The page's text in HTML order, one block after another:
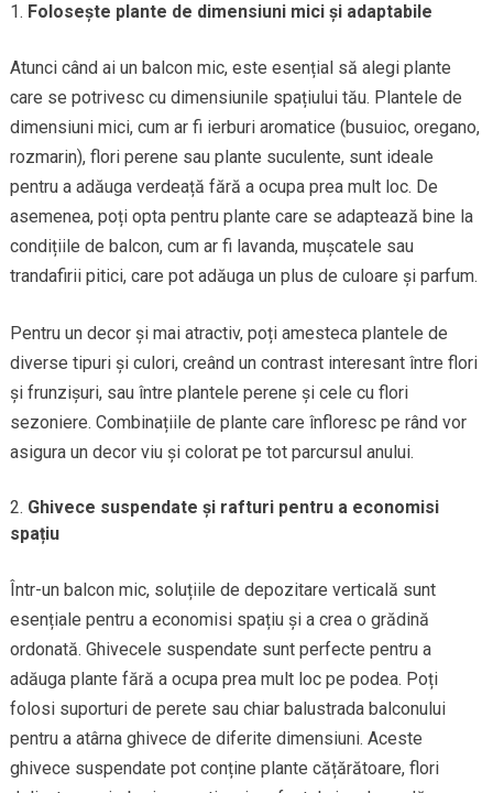
Folosește plante de dimensiuni mici și adaptabile
Atunci când ai un balcon mic, este esențial să alegi plante
care se potrivesc cu dimensiunile spațiului tău. Plantele de
dimensiuni mici, cum ar fi ierburi aromatice (busuioc, oregano,
rozmarin), flori perene sau plante suculente, sunt ideale
pentru a adăuga verdeață fără a ocupa prea mult loc. De
asemenea, poți opta pentru plante care se adaptează bine la
condițiile de balcon, cum ar fi lavanda, mușcatele sau
trandafirii pitici, care pot adăuga un plus de culoare și parfum.
Pentru un decor și mai atractiv, poți amesteca plantele de
diverse tipuri și culori, creând un contrast interesant între flori
și frunzișuri, sau între plantele perene și cele cu flori
sezoniere. Combinațiile de plante care înfloresc pe rând vor
asigura un decor viu și colorat pe tot parcursul anului.
Ghivece suspendate și rafturi pentru a economisi
spațiu
Într-un balcon mic, soluțiile de depozitare verticală sunt
esențiale pentru a economisi spațiu și a crea o grădină
ordonată. Ghivecele suspendate sunt perfecte pentru a
adăuga plante fără a ocupa prea mult loc pe podea. Poți
folosi suporturi de perete sau chiar balustrada balconului
pentru a atârna ghivece de diferite dimensiuni. Aceste
ghivece suspendate pot conține plante cățărătoare, flori